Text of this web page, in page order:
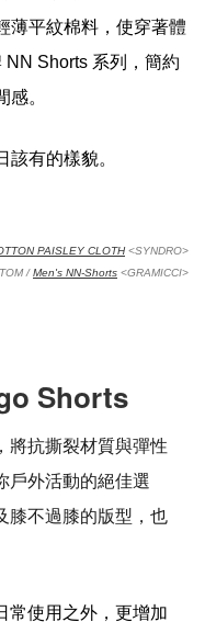
薄平紋棉料，使穿著體
NN Shorts 系列，簡約
。
有的樣貌。
PAISLEY CLOTH <SYNDRO>
/Men's NN-Shorts <GRAMICCI>
Shorts
將抗撕裂材質與彈性
戶外活動的絕佳選
膝不過膝的版型，也
常使用之外，更增加